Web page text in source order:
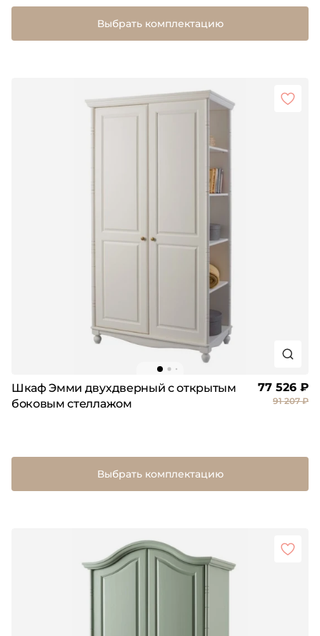
Выбрать комплектацию
Шкаф Эмми двухдверный с открытым
боковым стеллажом
77 526 ₽
91 207 ₽
Выбрать комплектацию